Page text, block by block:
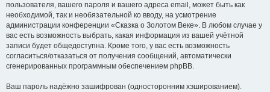
пользователя, вашего пароля и вашего адреса email, может быть как
необходимой, так и необязательной ко вводу, на усмотрение
администрации конференции «Сказка о Золотом Веке». В любом случае у
вас есть возможность выбрать, какая информация из вашей учётной
записи будет общедоступна. Кроме того, у вас есть возможность
согласиться/отказаться от получения сообщений, автоматически
сгенерированных программным обеспечением phpBB.
Ваш пароль надёжно зашифрован (односторонним хэшированием).